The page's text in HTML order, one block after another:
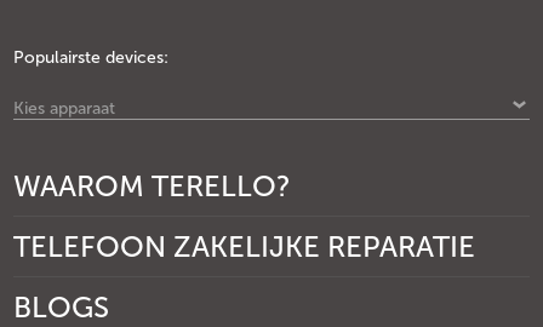
Populairste devices:
Kies apparaat
WAAROM TERELLO?
TELEFOON ZAKELIJKE REPARATIE
BLOGS